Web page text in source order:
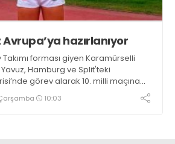
hazırlanıyor
Takımı forması giyen Karamürselli
Hamburg ve Split'teki
görev alarak 10. milli maçına
bıraktı
10:03